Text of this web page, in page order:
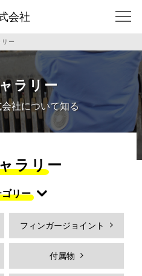
会社
会社について
ご挨拶
本社・泉北工場紹介
伊賀工場紹介
各部門紹介
社員への取り組み
仕事について
必見！フィンガージョイント
ー
ラリー
社について知る
ラリー
リー
フィンガージョイント
付属物